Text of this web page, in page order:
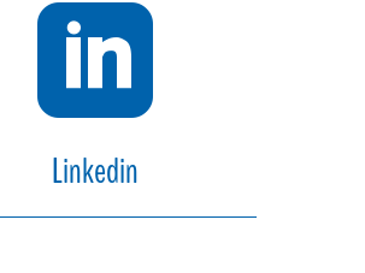

Linkedin